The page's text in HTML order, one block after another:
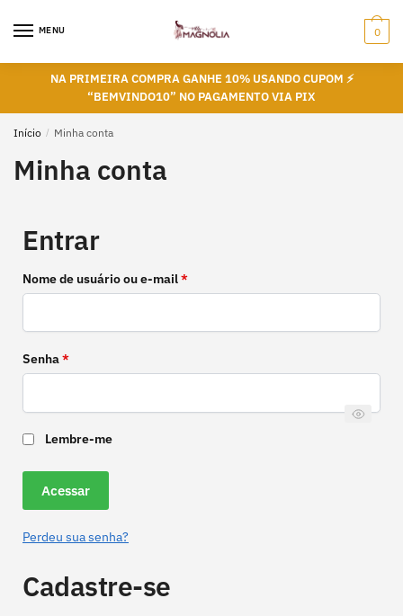
MENU 0
NA PRIMEIRA COMPRA GANHE 10% USANDO CUPOM ⚡
“BEMVINDO10” NO PAGAMENTO VIA PIX
Início / Minha conta
Minha conta
Entrar
Nome de usuário ou e-mail*
Senha*
Lembre-me
Acessar
Perdeu sua senha?
Cadastre-se